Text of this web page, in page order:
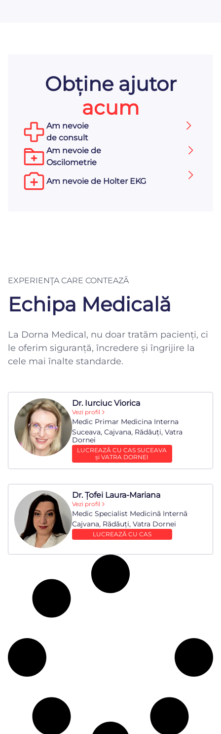
Obține ajutor
acum
Am nevoie
de consult
Am nevoie de
Oscilometrie
Am nevoie de Holter EKG
EXPERIENŢA CARE CONTEAZĂ
Echipa Medicală
La Dorna Medical, nu doar tratăm pacienți, ci
le oferim siguranță, încredere și îngrijire la
cele mai înalte standarde.
Dr. Iurciuc Viorica
Vezi profil
Medic Primar Medicina Interna
Suceava, Cajvana, Rădăuți, Vatra
Dornei
LUCREAZĂ CU CAS SUCEAVA
și VATRA DORNEI
Dr. Țofei Laura-Mariana
Vezi profil
Medic Specialist Medicină Internă
Cajvana, Rădăuți, Vatra Dornei
LUCREAZĂ CU CAS